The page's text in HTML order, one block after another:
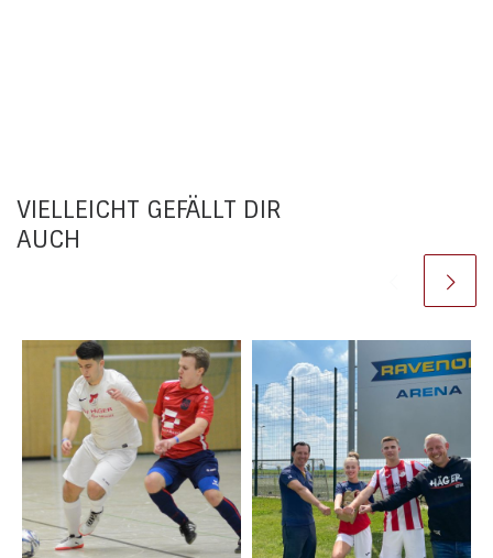
VIELLEICHT GEFÄLLT DIR
AUCH